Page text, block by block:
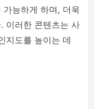
가능하게 하며, 더욱
이러한 콘텐츠는 사
지도를 높이는 데